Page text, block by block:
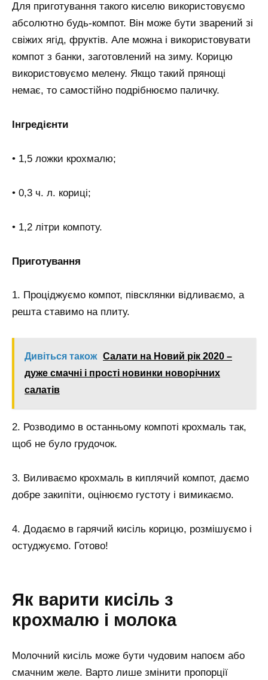
Для приготування такого киселю використовуємо
абсолютно будь-компот. Він може бути зварений зі
свіжих ягід, фруктів. Але можна і використовувати
компот з банки, заготовлений на зиму. Корицю
використовуємо мелену. Якщо такий прянощі
немає, то самостійно подрібнюємо паличку.
Інгредієнти
• 1,5 ложки крохмалю;
• 0,3 ч. л. кориці;
• 1,2 літри компоту.
Приготування
1. Проціджуємо компот, півсклянки відливаємо, а
решта ставимо на плиту.
Дивіться також Салати на Новий рік 2020 –
дуже смачні і прості новинки новорічних
салатів
2. Розводимо в останньому компоті крохмаль так,
щоб не було грудочок.
3. Виливаємо крохмаль в киплячий компот, даємо
добре закипіти, оцінюємо густоту і вимикаємо.
4. Додаємо в гарячий кисіль корицю, розмішуємо і
остуджуємо. Готово!
Як варити кисіль з
крохмалю і молока
Молочний кисіль може бути чудовим напоєм або
смачним желе. Варто лише змінити пропорції